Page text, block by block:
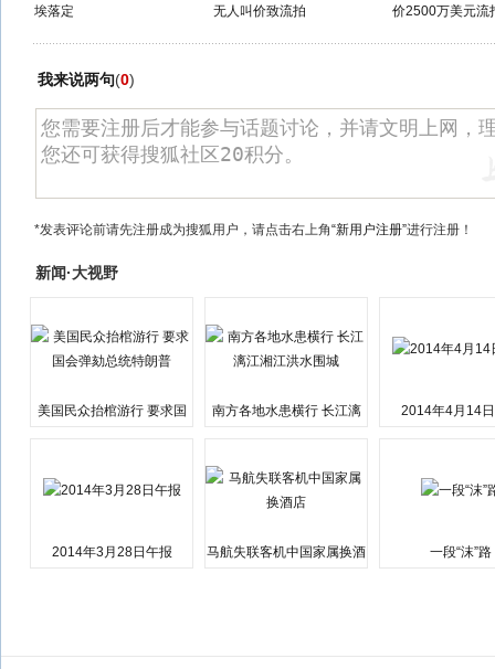
埃落定
无人叫价致流拍
价2500万美元流
我来说两句(0)
*发表评论前请先注册成为搜狐用户，请点击右上角“新用户注册”进行注册！
新闻·大视野
美国民众抬棺游行 要求国
南方各地水患横行 长江漓
2014年4月14
2014年3月28日午报
马航失联客机中国家属换酒
一段“沫”路